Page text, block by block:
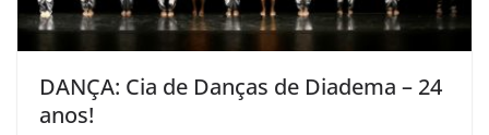
DANÇA: Cia de Danças de Diadema – 24
anos!